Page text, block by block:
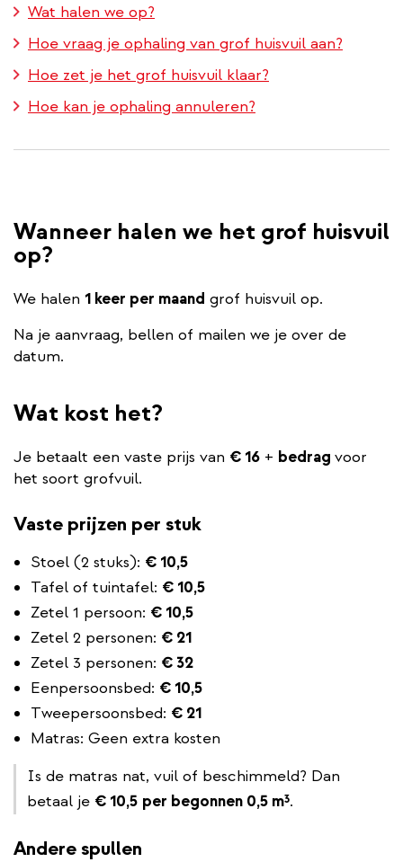
Wat halen we op?
Hoe vraag je ophaling van grof huisvuil aan?
Hoe zet je het grof huisvuil klaar?
Hoe kan je ophaling annuleren?
Wanneer halen we het grof huisvuil
op?
We halen 1 keer per maand grof huisvuil op.
Na je aanvraag, bellen of mailen we je over de
datum.
Wat kost het?
Je betaalt een vaste prijs van € 16 + bedrag voor
het soort grofvuil.
Vaste prijzen per stuk
Stoel (2 stuks): € 10,5
Tafel of tuintafel: € 10,5
Zetel 1 persoon: € 10,5
Zetel 2 personen: € 21
Zetel 3 personen: € 32
Eenpersoonsbed: € 10,5
Tweepersoonsbed: € 21
Matras: Geen extra kosten
Is de matras nat, vuil of beschimmeld? Dan
betaal je € 10,5 per begonnen 0,5 m³.
Andere spullen